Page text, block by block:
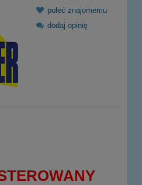
poleć znajomemu
dodaj opinię